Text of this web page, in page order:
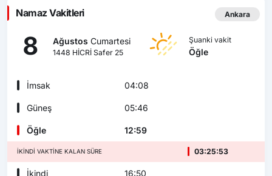
Namaz Vakitleri Ankara
8 Ağustos Cumartesi
1448 HİCRİ Safer 25
Şuanki vakit
Öğle
İmsak 04:08
Güneş 05:46
Öğle 12:59
İKINDI VAKTINE KALAN SÜRE 03:25:51
İkindi 16:50